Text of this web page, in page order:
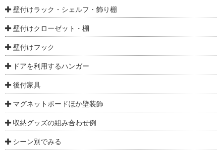
壁付けラック・シェルフ・飾り棚
壁付けクローゼット・棚
壁付けフック
ドアを利用するハンガー
後付家具
マグネットボードほか壁装飾
収納グッズの組み合わせ例
シーン別でみる